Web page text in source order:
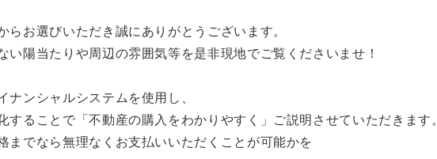
らお選びいただき誠にありがとうございます。
い陽当たりや周辺の雰囲気等を是非現地でご覧くださいませ！
ナンシャルシステムを使用し、
することで「不動産の購入をわかりやすく」ご説明させていただきます。
までなら無理なくお支払いいただくことが可能かを